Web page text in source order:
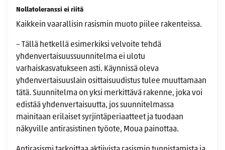
Nollatoleranssi ei riitä
Kaikkein vaarallisin rasismin muoto piilee rakenteissa.
– Tällä hetkellä esimerkiksi velvoite tehdä
yhdenvertaisuussuunnitelma ei ulotu
varhaiskasvatukseen asti. Käynnissä oleva
yhdenvertaisuuslain osittaisuudistus tulee muuttamaan
tätä. Suunnitelma on yksi merkittävä rakenne, joka voi
edistää yhdenvertaisuutta, jos suunnitelmassa
mainitaan erilaiset syrjintäperiaatteet ja tuodaan
näkyville antirasistinen työote, Moua painottaa.